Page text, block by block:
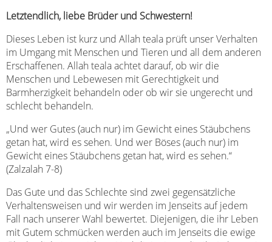
Letztendlich, liebe Brüder und Schwestern!
Dieses Leben ist kurz und Allah teala prüft unser Verhalten
im Umgang mit Menschen und Tieren und all dem anderen
Erschaffenen. Allah teala achtet darauf, ob wir die
Menschen und Lebewesen mit Gerechtigkeit und
Barmherzigkeit behandeln oder ob wir sie ungerecht und
schlecht behandeln.
„Und wer Gutes (auch nur) im Gewicht eines Stäubchens
getan hat, wird es sehen. Und wer Böses (auch nur) im
Gewicht eines Stäubchens getan hat, wird es sehen.“
(Zalzalah 7-8)
Das Gute und das Schlechte sind zwei gegensätzliche
Verhaltensweisen und wir werden im Jenseits auf jedem
Fall nach unserer Wahl bewertet. Diejenigen, die ihr Leben
mit Gutem schmücken werden auch im Jenseits die ewige